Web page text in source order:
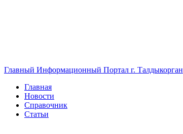
Главный Информационный Портал г. Талдыкорган
Главная
Новости
Справочник
Статьи